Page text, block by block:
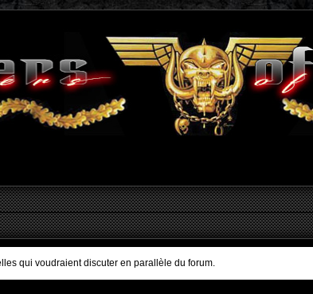
qui voudraient discuter en parallèle du forum.